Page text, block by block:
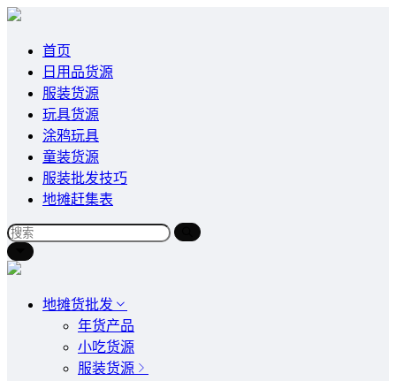
首页
日用品货源
服装货源
玩具货源
涂鸦玩具
童装货源
服装批发技巧
地摊赶集表
地摊货批发
年货产品
小吃货源
服装货源